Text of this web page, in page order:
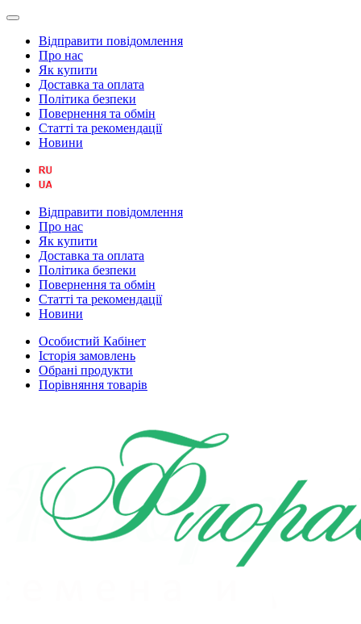
Відправити повідомлення
Про нас
Як купити
Доставка та оплата
Політика безпеки
Повернення та обмін
Статті та рекомендації
Новини
Відправити повідомлення
Про нас
Як купити
Доставка та оплата
Політика безпеки
Повернення та обмін
Статті та рекомендації
Новини
Особистий Кабінет
Історія замовлень
Обрані продукти
Порівняння товарів